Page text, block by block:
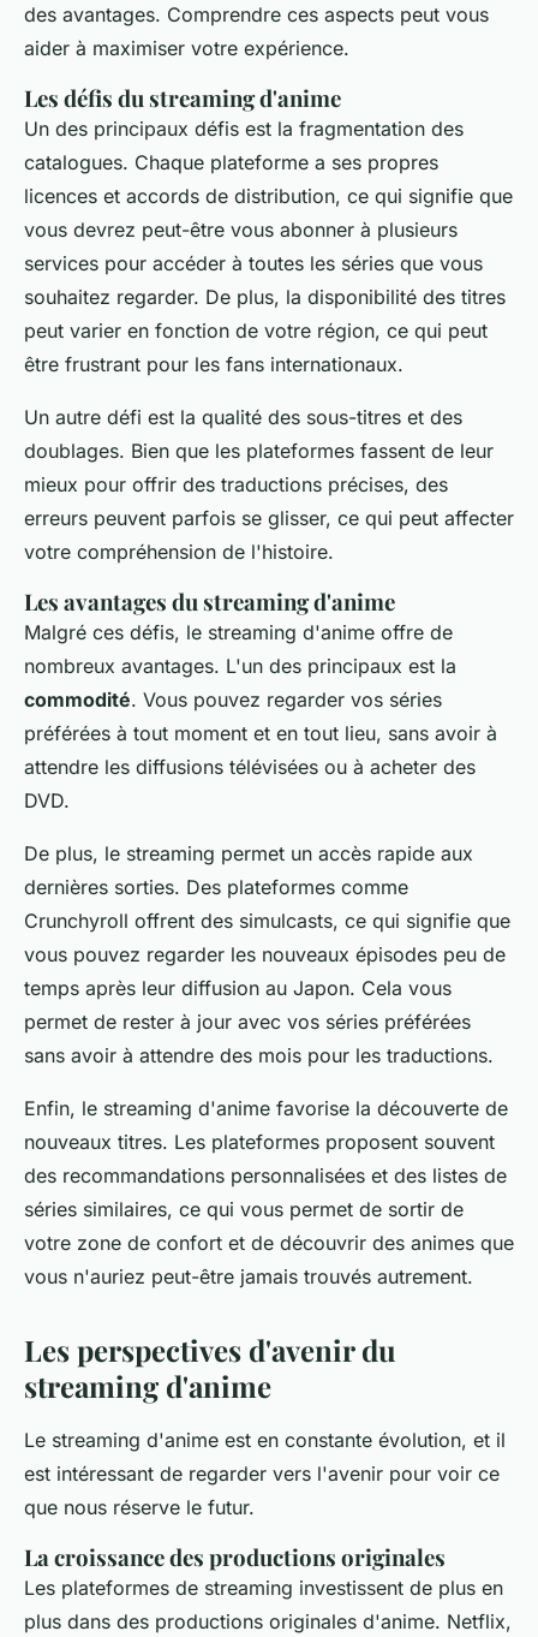
des avantages. Comprendre ces aspects peut vous
aider à maximiser votre expérience.
Les défis du streaming d'anime
Un des principaux défis est la fragmentation des
catalogues. Chaque plateforme a ses propres
licences et accords de distribution, ce qui signifie que
vous devrez peut-être vous abonner à plusieurs
services pour accéder à toutes les séries que vous
souhaitez regarder. De plus, la disponibilité des titres
peut varier en fonction de votre région, ce qui peut
être frustrant pour les fans internationaux.
Un autre défi est la qualité des sous-titres et des
doublages. Bien que les plateformes fassent de leur
mieux pour offrir des traductions précises, des
erreurs peuvent parfois se glisser, ce qui peut affecter
votre compréhension de l'histoire.
Les avantages du streaming d'anime
Malgré ces défis, le streaming d'anime offre de
nombreux avantages. L'un des principaux est la
commodité. Vous pouvez regarder vos séries
préférées à tout moment et en tout lieu, sans avoir à
attendre les diffusions télévisées ou à acheter des
DVD.
De plus, le streaming permet un accès rapide aux
dernières sorties. Des plateformes comme
Crunchyroll offrent des simulcasts, ce qui signifie que
vous pouvez regarder les nouveaux épisodes peu de
temps après leur diffusion au Japon. Cela vous
permet de rester à jour avec vos séries préférées
sans avoir à attendre des mois pour les traductions.
Enfin, le streaming d'anime favorise la découverte de
nouveaux titres. Les plateformes proposent souvent
des recommandations personnalisées et des listes de
séries similaires, ce qui vous permet de sortir de
votre zone de confort et de découvrir des animes que
vous n'auriez peut-être jamais trouvés autrement.
Les perspectives d'avenir du
streaming d'anime
Le streaming d'anime est en constante évolution, et il
est intéressant de regarder vers l'avenir pour voir ce
que nous réserve le futur.
La croissance des productions originales
Les plateformes de streaming investissent de plus en
plus dans des productions originales d'anime. Netflix,